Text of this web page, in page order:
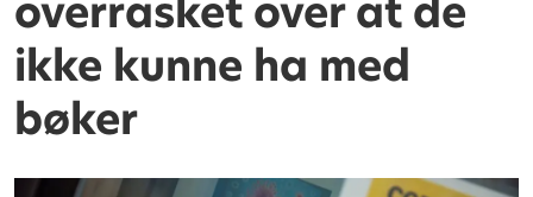
overrasket over at de
ikke kunne ha med
bøker